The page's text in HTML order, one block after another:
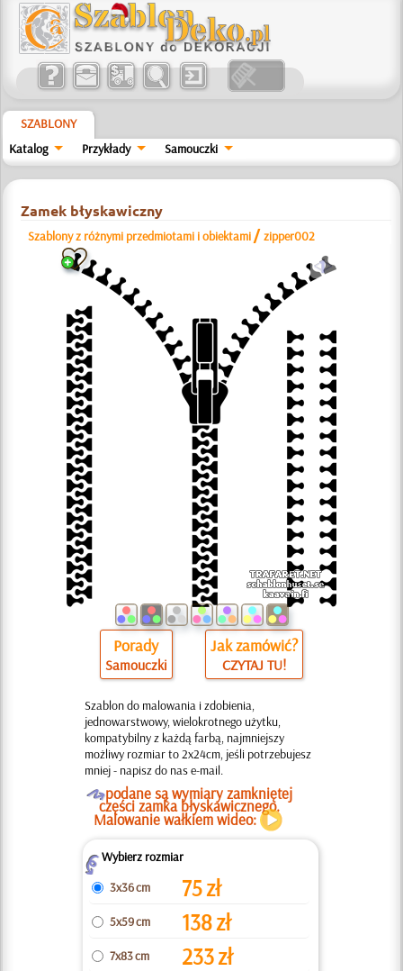
SZABLONY
Katalog
Przykłady Samouczki
Zamek błyskawiczny
Szablony z różnymi przedmiotami i obiektami /zipper002
a
Porady
Samouczki
Jak zamówić?
CZYTAJ TU!
Szablon do malowania i zdobienia,
jednowarstwowy, wielokrotnego użytku,
kompatybilny z każdą farbą, najmniejszy
możliwy rozmiar to 2x24cm, jeśli potrzebujesz
mniej - napisz do nas e-mail.
Opodane są wymiary zamkniętej
części zamka błyskawicznego.
Malowanie wałkiem wideo:
ZWybierz rozmiar
3x36 cm
75zł
5x59 cm 138zł
7x83 cm 233zł